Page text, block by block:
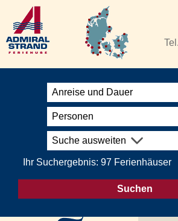
Tel.
Anreise und Dauer
Personen
Suche ausweiten
Ihr Suchergebnis: 97 Ferienhäuser
Suchen